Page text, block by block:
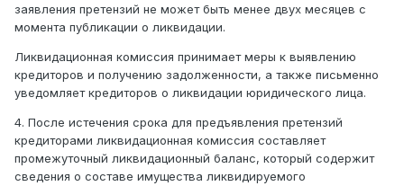
заявления претензий не может быть менее двух месяцев с
момента публикации о ликвидации.
Ликвидационная комиссия принимает меры к выявлению
кредиторов и получению задолженности, а также письменно
уведомляет кредиторов о ликвидации юридического лица.
4. После истечения срока для предъявления претензий
кредиторами ликвидационная комиссия составляет
промежуточный ликвидационный баланс, который содержит
сведения о составе имущества ликвидируемого